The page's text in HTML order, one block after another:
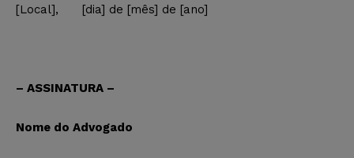
[Local], [dia] de [mês] de [ano]
– ASSINATURA –
Nome do Advogado